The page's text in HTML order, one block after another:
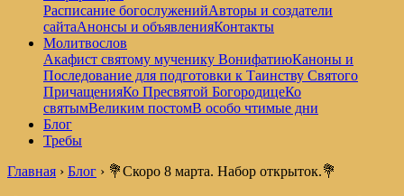
Расписание богослуженийАвторы и создатели
сайтаАнонсы и объявленияКонтакты
Молитвослов
Акафист святому мученику ВонифатиюКаноны и
Последование для подготовки к Таинству Святого
ПричащенияКо Пресвятой БогородицеКо
святымВеликим постомВ особо чтимые дни
Блог
Требы
Главная › Блог › 💐Скоро 8 марта. Набор открыток.💐